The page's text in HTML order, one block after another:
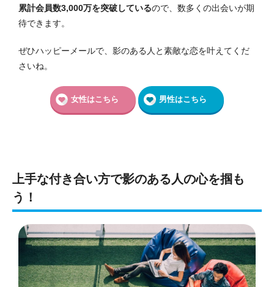
累計会員数3,000万を突破しているので、数多くの出会いが期
待できます。
ぜひハッピーメールで、影のある人と素敵な恋を叶えてくだ
さいね。
女性はこちら 男性はこちら
上手な付き合い方で影のある人の心を掴も
う！